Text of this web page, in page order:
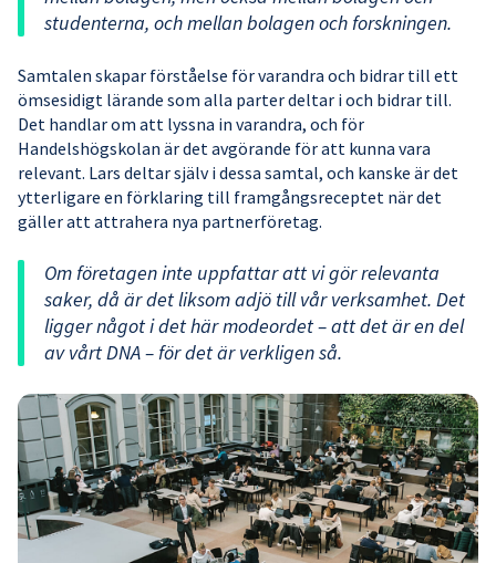
studenterna, och mellan bolagen och forskningen.
Samtalen skapar förståelse för varandra och bidrar till ett
ömsesidigt lärande som alla parter deltar i och bidrar till.
Det handlar om att lyssna in varandra, och för
Handelshögskolan är det avgörande för att kunna vara
relevant. Lars deltar själv i dessa samtal, och kanske är det
ytterligare en förklaring till framgångsreceptet när det
gäller att attrahera nya partnerföretag.
Om företagen inte uppfattar att vi gör relevanta
saker, då är det liksom adjö till vår verksamhet. Det
ligger något i det här modeordet – att det är en del
av vårt DNA – för det är verkligen så.